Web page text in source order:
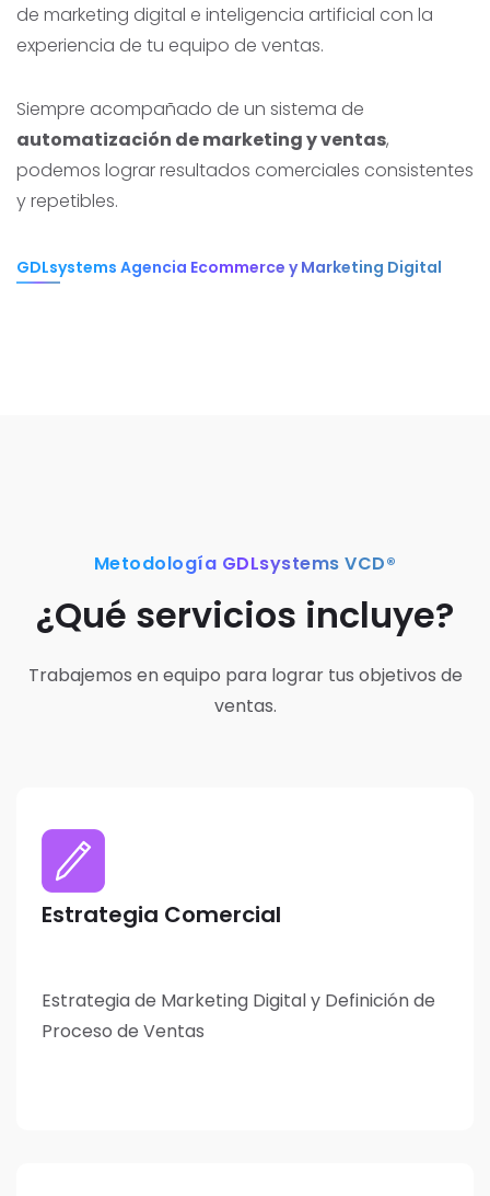
de marketing digital e inteligencia artificial con la
experiencia de tu equipo de ventas.
Siempre acompañado de un sistema de
automatización de marketing y ventas,
podemos lograr resultados comerciales consistentes
y repetibles.
GDLsystems Agencia Ecommerce y Marketing Digital
Metodología GDLsystems VCD®
¿Qué servicios incluye?
Trabajemos en equipo para lograr tus objetivos de
ventas.
Estrategia Comercial
Estrategia de Marketing Digital y Definición de
Proceso de Ventas